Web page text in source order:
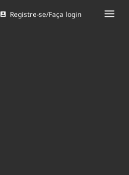
Registre-se/Faça login